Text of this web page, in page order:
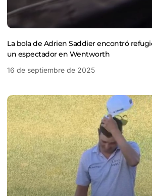
La bola de Adrien Saddier encontró
un espectador en Wentworth
16 de septiembre de 2025